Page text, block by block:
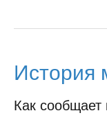
История
Как сообщает